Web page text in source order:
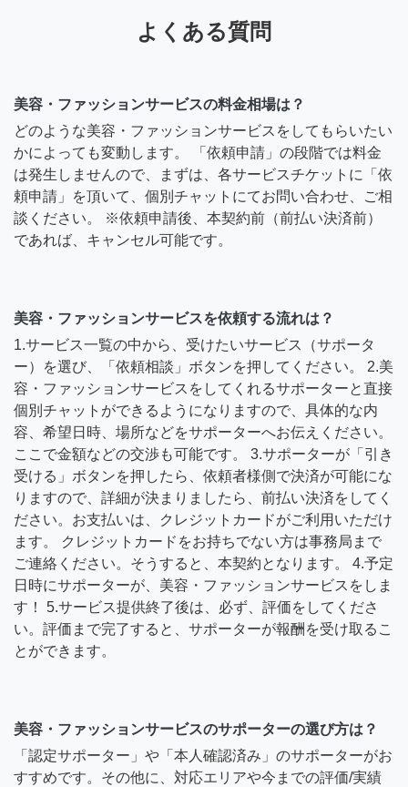
よくある質問
美容・ファッションサービスの料金相場は？
どのような美容・ファッションサービスをしてもらいたい
かによっても変動します。 「依頼申請」の段階では料金
は発生しませんので、まずは、各サービスチケットに「依
頼申請」を頂いて、個別チャットにてお問い合わせ、ご相
談ください。 ※依頼申請後、本契約前（前払い決済前）
であれば、キャンセル可能です。
美容・ファッションサービスを依頼する流れは？
1.サービス一覧の中から、受けたいサービス（サポータ
ー）を選び、「依頼相談」ボタンを押してください。 2.美
容・ファッションサービスをしてくれるサポーターと直接
個別チャットができるようになりますので、具体的な内
容、希望日時、場所などをサポーターへお伝えください。
ここで金額などの交渉も可能です。 3.サポーターが「引き
受ける」ボタンを押したら、依頼者様側で決済が可能にな
りますので、詳細が決まりましたら、前払い決済をしてく
ださい。お支払いは、クレジットカードがご利用いただけ
ます。 クレジットカードをお持ちでない方は事務局まで
ご連絡ください。そうすると、本契約となります。 4.予定
日時にサポーターが、美容・ファッションサービスをしま
す！ 5.サービス提供終了後は、必ず、評価をしてくださ
い。評価まで完了すると、サポーターが報酬を受け取るこ
とができます。
美容・ファッションサービスのサポーターの選び方は？
「認定サポーター」や「本人確認済み」のサポーターがお
すすめです。その他に、対応エリアや今までの評価/実績